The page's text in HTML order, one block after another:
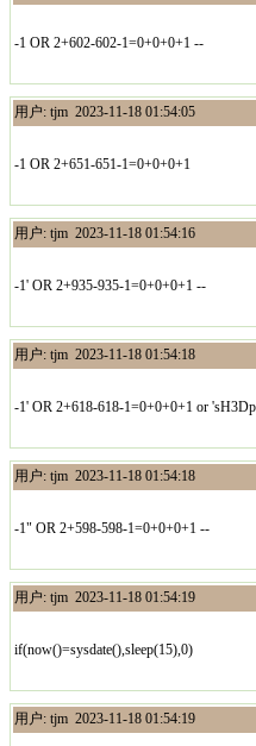
-1 OR 2+602-602-1=0+0+0+1 --
用户: tjm 2023-11-18 01:54:05
-1 OR 2+651-651-1=0+0+0+1
用户: tjm 2023-11-18 01:54:16
-1' OR 2+935-935-1=0+0+0+1 --
用户: tjm 2023-11-18 01:54:18
-1' OR 2+618-618-1=0+0+0+1 or
用户: tjm 2023-11-18 01:54:18
-1" OR 2+598-598-1=0+0+0+1 --
用户: tjm 2023-11-18 01:54:19
if(now()=sysdate(),sleep(15),0)
用户: tjm 2023-11-18 01:54:19